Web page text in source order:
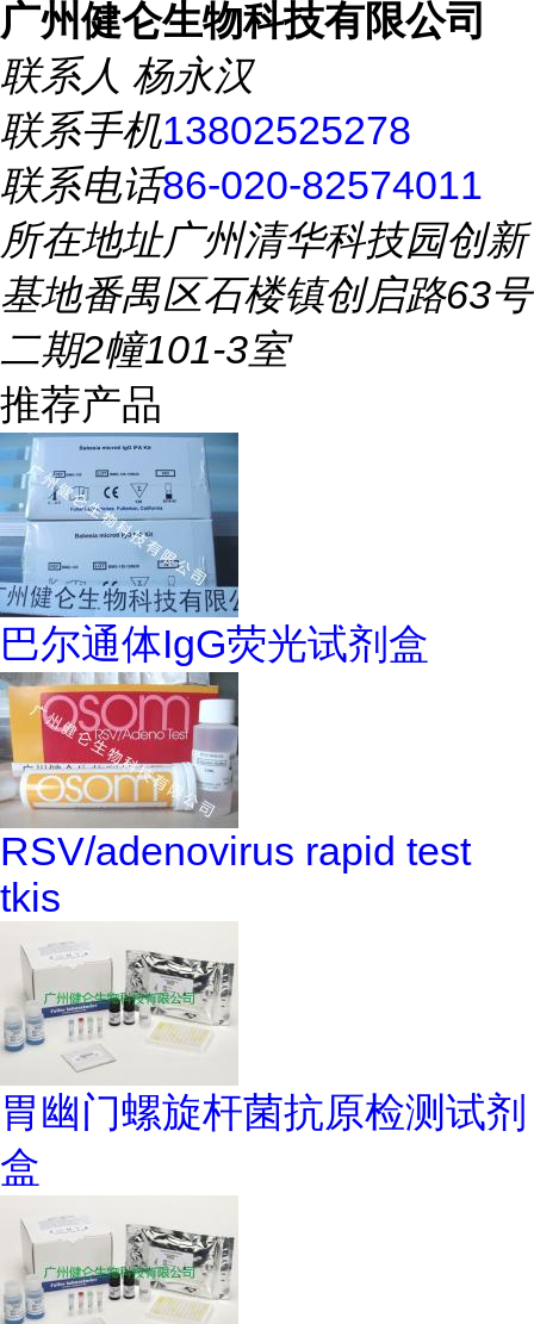
广州健仑生物科技有限公司
联系人 杨永汉
联系手机13802525278
联系电话86-020-82574011
所在地址广州清华科技园创新
基地番禺区石楼镇创启路63号
二期2幢101-3室
推荐产品
巴尔通体IgG荧光试剂盒
RSV/adenovirus rapid test
tkis
胃幽门螺旋杆菌抗原检测试剂
盒